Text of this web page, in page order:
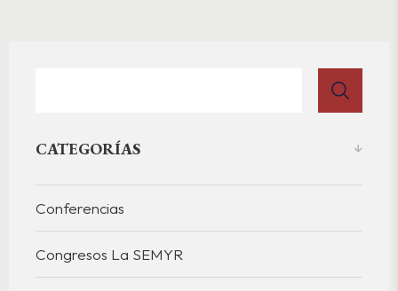
CATEGORÍAS
Conferencias
Congresos La SEMYR